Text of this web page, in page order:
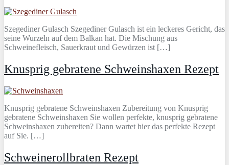
Szegediner Gulasch Szegediner Gulasch ist ein leckeres Gericht, das
seine Wurzeln auf dem Balkan hat. Die Mischung aus
Schweinefleisch, Sauerkraut und Gewürzen ist […]
Knusprig gebratene Schweinshaxen Rezept
Knusprig gebratene Schweinshaxen Zubereitung von Knusprig
gebratene Schweinshaxen Sie wollen perfekte, knusprig gebratene
Schweinshaxen zubereiten? Dann wartet hier das perfekte Rezept
auf Sie. […]
Schweinerollbraten Rezept